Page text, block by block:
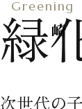
緑
次世代の